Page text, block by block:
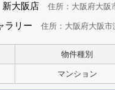
大阪店 住所：大阪府大阪
ラリー 住所：大阪府大阪
物件種別
マンション